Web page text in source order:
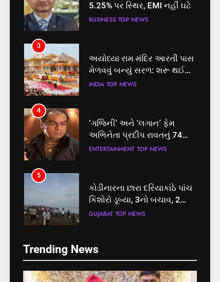
5.25% પર સ્થિર, EMI નહીં ઘટે
BUSINESS TOP NEWS
3
અયોધ્યા રામ મંદિર આરતી પાસ
મેળવવું બન્યું સરળ: શરૂ થઈ
તત્કાલ સુવિધા, જાણો સંપૂર્ણ
INDIA TOP NEWS
4
‘ગજિની’ અને ‘લગાન’ ફેમ
અભિનેતા પ્રદીપ રાવતનું 74
વર્ષની વયે નિધન, બ્લડ કેન્સર
ENTERTAINMENT TOP NEWS
5
કોડીનારના છારા દરિયાકાંઠે પાંચ
કિશોરો ડૂબ્યા, 3નો બચાવ, 2
લાપતા
GUJARAT TOP NEWS
પાસપોર્ટ વેરિફિકેશન માટે હવે
મુક્તિ,ગુજરાતમાં વેરિફિકેશન
GUJARAT TOP NEWS
Trending Newsકોડીનારના છારા દરિયાકાંઠે પાંચ
કિશોરો ડૂબ્યા, 3નો બચાવ, 2
લાપતા
GUJARAT TOP NEWS